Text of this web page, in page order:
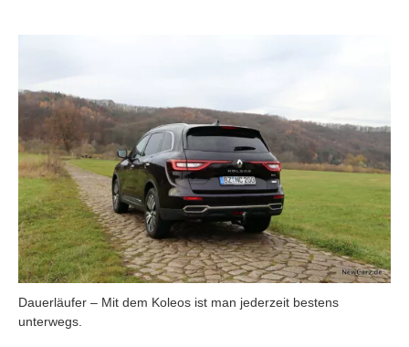
Dauerläufer – Mit dem Koleos ist man jederzeit bestens
unterwegs.